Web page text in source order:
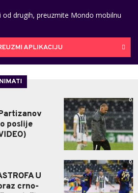
drugih, preuzmite Mondo mobilnu
APLIKACIJU
poslije
0
U
crno-
0